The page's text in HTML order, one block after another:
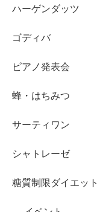
ハーゲンダッツ
ゴディバ
ピアノ発表会
蜂・はちみつ
サーティワン
シャトレーゼ
糖質制限ダイエット